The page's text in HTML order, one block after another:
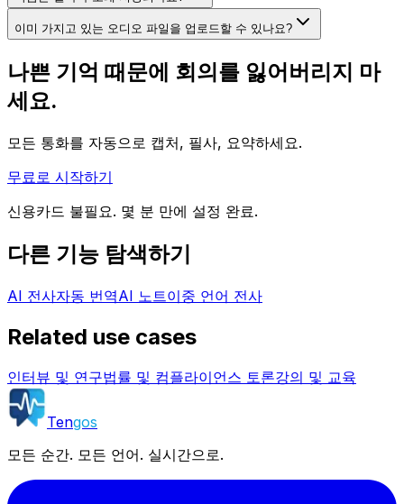
이미 가지고 있는 오디오 파일을 업로드할 수 있나요?
나쁜 기억 때문에 회의를 잃어버리지 마
세요.
모든 통화를 자동으로 캡처, 필사, 요약하세요.
무료로 시작하기
신용카드 불필요. 몇 분 만에 설정 완료.
다른 기능 탐색하기
AI 전사자동 번역AI 노트이중 언어 전사
Related use cases
인터뷰 및 연구법률 및 컴플라이언스 토론강의 및 교육
Tengos
모든 순간. 모든 언어. 실시간으로.